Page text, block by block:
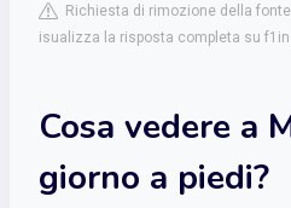
Richiesta di rimozione della fonte
isualizza la risposta completa su
Cosa vedere a
giorno a piedi?